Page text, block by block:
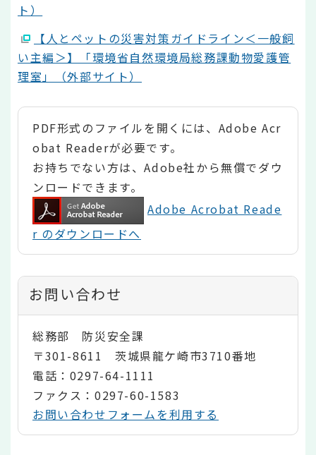
ト）
【人とペットの災害対策ガイドライン＜一般飼
い主編＞】「環境省自然環境局総務課動物愛護管
理室」（外部サイト）
PDF形式のファイルを開くには、Adobe Acr
obat Readerが必要です。
お持ちでない方は、Adobe社から無償でダウ
ンロードできます。
Adobe Acrobat Reade
r のダウンロードへ
お問い合わせ
総務部 防災安全課
〒301-8611 茨城県龍ケ崎市3710番地
電話：0297-64-1111
ファクス：0297-60-1583
お問い合わせフォームを利用する